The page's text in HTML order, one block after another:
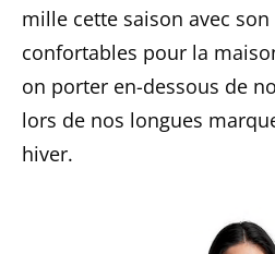
mille cette saison avec
confortables pour la
on porter en-dessous de
lors de nos longues
hiver.